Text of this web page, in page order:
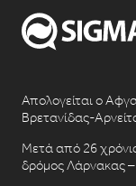
Απολογείται ο
Βρετανίδας-
Μετά από 26
δρόμος Λάρνακας –